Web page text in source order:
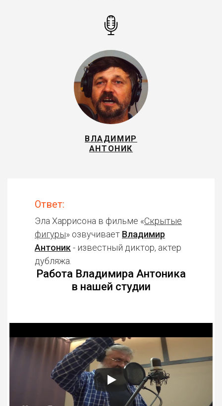
ВЛАДИМИР
АНТОНИК
Ответ:
Эла Харрисона в фильме «Скрытые
фигуры» озвучивает Владимир
Антоник - известный диктор, актер
дубляжа.
Работа Владимира Антоника
в нашей студии